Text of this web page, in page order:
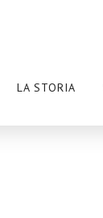
LA STORIA